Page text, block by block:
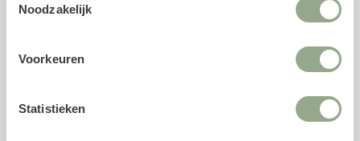
Noodzakelijk
Voorkeuren
Statistieken
geur van verse snijbloemen toe te voegen aan jouw
zijden bloemen en biedt naast een natuurgetrouwe geur
een antistatische component, waardoor kunstbloemen